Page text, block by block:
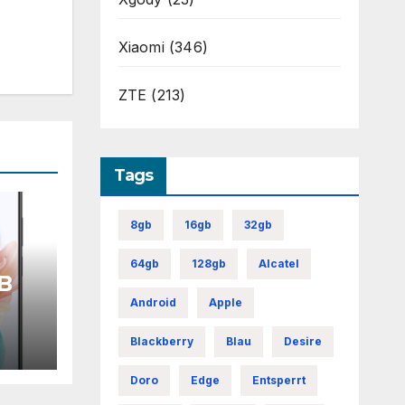
Xiaomi(346)
ZTE (213)
Tags
8gb 16gb 32gb
64gb 128gb Alcatel
Android Apple
Blackberry Blau Desire
Doro Edge Entsperrt